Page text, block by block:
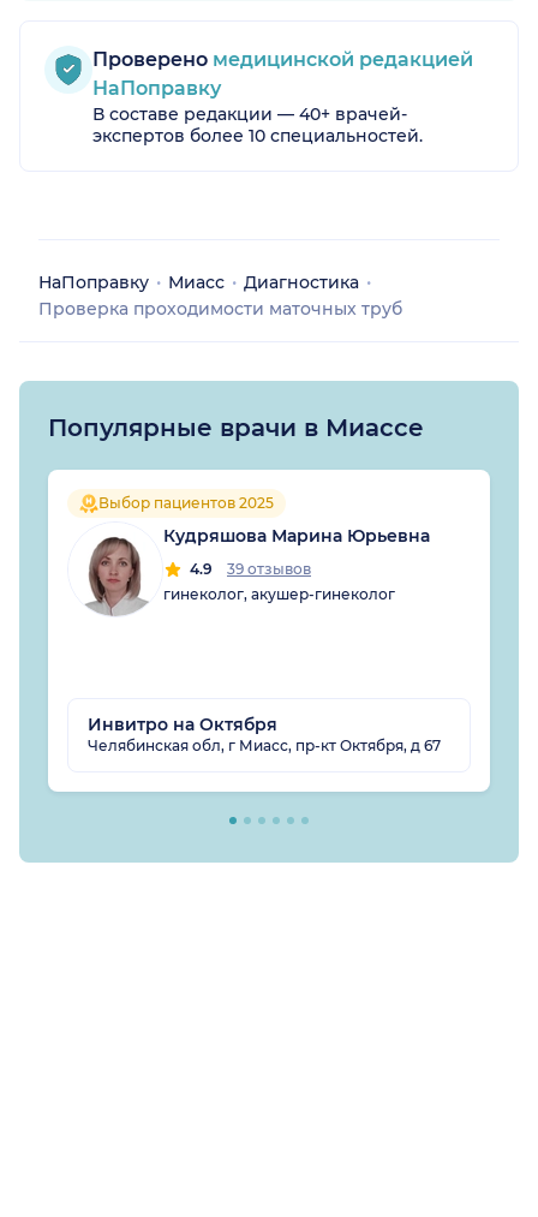
Проверено медицинской редакцией
НаПоправку
В составе редакции — 40+ врачей-
экспертов более 10 специальностей.
НаПоправку Миасс
Диагностика
Проверка проходимости маточных труб
Популярные врачи в Миассе
Выбор пациентов 2025
Кудряшова Марина Юрьевна
4.9
39 отзывов
гинеколог, акушер-гинеколог
Инвитро на Октября
Челябинская обл, г Миасс, пр-кт Октября, д 67